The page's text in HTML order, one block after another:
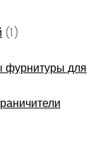
(1)
фурнитуры для